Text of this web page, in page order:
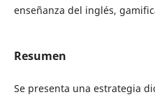
enseñanza del inglés,
Resumen
Se presenta una estrategia